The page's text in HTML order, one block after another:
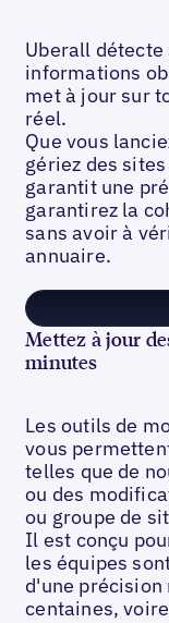
Uberall
informations
met à jour sur
réel.
Que vous
gériez des
garantit une
garantirez la
sans avoir à
annuaire.
Mettez à jour
minutes
Les outils de
vous
telles que de
ou des
ou groupe de
Il est conçu
les équipes
d'une précision
centaines,